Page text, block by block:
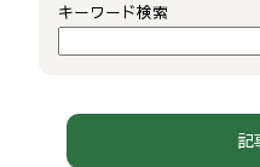
キーワード検索
記